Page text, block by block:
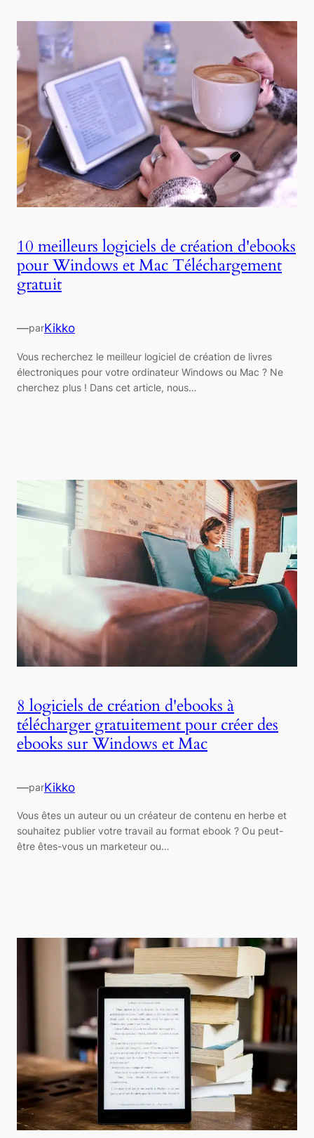
10 meilleurs logiciels de création d'ebooks
pour Windows et Mac Téléchargement
gratuit
—parKikko
Vous recherchez le meilleur logiciel de création de livres
électroniques pour votre ordinateur Windows ou Mac ? Ne
cherchez plus ! Dans cet article, nous…
8 logiciels de création d'ebooks à
télécharger gratuitement pour créer des
ebooks sur Windows et Mac
—parKikko
Vous êtes un auteur ou un créateur de contenu en herbe et
souhaitez publier votre travail au format ebook ? Ou peut-
être êtes-vous un marketeur ou…